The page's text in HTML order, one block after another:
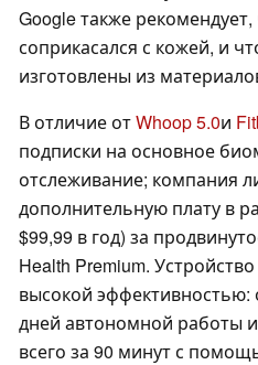
Google также
соприкасался с кожей, и
изготовлены из
В отличие отWhoop 5.0и
подписки на основное
отслеживание; компания
дополнительную плату в
$99,99 в год) за
Health Premium.
высокой эффективностью:
дней автономной работы
всего за 90 минут с